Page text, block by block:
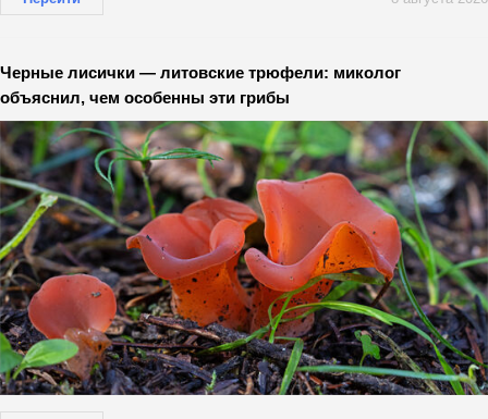
Черные лисички — литовские трюфели: миколог
объяснил, чем особенны эти грибы